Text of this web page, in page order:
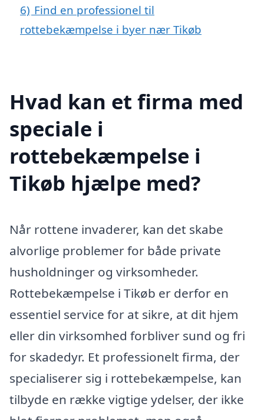
6) Find en professionel til
rottebekæmpelse i byer nær Tikøb
Hvad kan et firma med
speciale i
rottebekæmpelse i
Tikøb hjælpe med?
Når rottene invaderer, kan det skabe
alvorlige problemer for både private
husholdninger og virksomheder.
Rottebekæmpelse i Tikøb er derfor en
essentiel service for at sikre, at dit hjem
eller din virksomhed forbliver sund og fri
for skadedyr. Et professionelt firma, der
specialiserer sig i rottebekæmpelse, kan
tilbyde en række vigtige ydelser, der ikke